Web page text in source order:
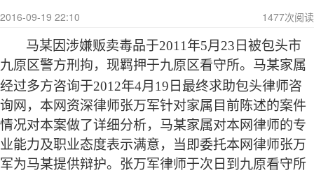
2016-09-19 22:10 1477次阅读
马某因涉嫌贩卖毒品于2011 年5月 23 日被包头市
九原区警方刑拘，现羁押于九原区看守所。马某家属
经过多方咨询于2012年4月 19 日 最终求助包头律师咨
询网，本网资深律师张万军针对家属目前陈述的案件
情况对本案做了详细分析，马某家属对本网律师的专
业能力及职业态度表示满意，当即委托本网律师张万
军为马某提供辩护。张万军律师于次日到九原看守所